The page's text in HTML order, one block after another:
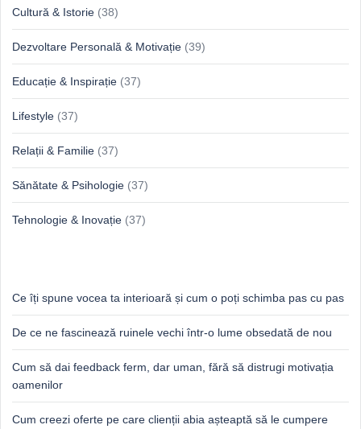
Cultură & Istorie (38)
Dezvoltare Personală & Motivație (39)
Educație & Inspirație (37)
Lifestyle (37)
Relații & Familie (37)
Sănătate & Psihologie (37)
Tehnologie & Inovație (37)
Ce îți spune vocea ta interioară și cum o poți schimba pas cu pas
De ce ne fascinează ruinele vechi într-o lume obsedată de nou
Cum să dai feedback ferm, dar uman, fără să distrugi motivația
oamenilor
Cum creezi oferte pe care clienții abia așteaptă să le cumpere